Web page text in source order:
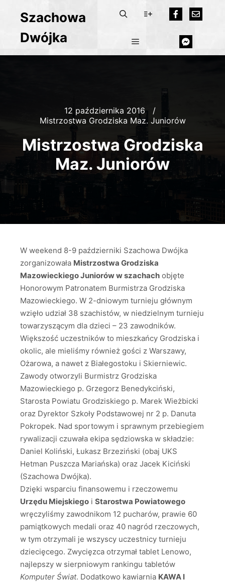
Szachowa
Dwójka
12 października 2016
Mistrzostwa Grodziska Maz. Juniorów
Mistrzostwa Grodziska
Maz. Juniorów
W weekend 8-9 październiki Szachowa Dwójka
zorganizowała Mistrzostwa Grodziska
Mazowieckiego Juniorów w szachach objęte
Honorowym Patronatem Burmistrza Grodziska
Mazowieckiego. W 2-dniowym turnieju głównym
wzięło udział 38 szachistów, w niedzielnym turnieju
towarzyszącym dla dzieci – 23 zawodników.
Większość uczestników to mieszkańcy Grodziska i
okolic, ale mieliśmy również gości z Warszawy,
Ożarowa, a nawet z Białegostoku i Skierniewic.
Zawody otworzyli Burmistrz Grodziska
Mazowieckiego p. Grzegorz Benedykciński,
Starosta Powiatu Grodziskiego p. Marek Wieżbicki
oraz Dyrektor Szkoły Podstawowej nr 2 p. Danuta
Pokropek. Nad sportowym i sprawnym przebiegiem
rywalizacji czuwała ekipa sędziowska w składzie:
Daniel Koliński, Łukasz Brzeziński (obaj UKS
Hetman Puszcza Mariańska) oraz Jacek Kiciński
(Szachowa Dwójka).
Dzięki wsparciu finansowemu i rzeczowemu
Urzędu Miejskiego i Starostwa Powiatowego
wręczyliśmy zawodnikom 12 pucharów, prawie 60
pamiątkowych medali oraz 40 nagród rzeczowych,
w tym otrzymali je wszyscy uczestnicy turnieju
dziecięcego. Zwycięzca otrzymał tablet Lenowo,
najlepszy w sierpniowym rankingu tabletów
Komputer Świat. Dodatkowo kawiarnia KAWA I